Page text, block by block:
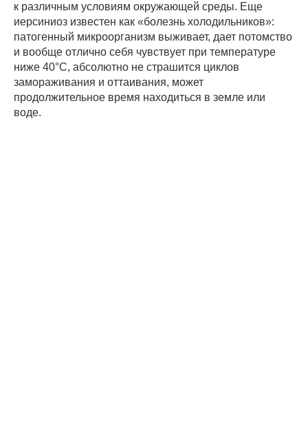
к различным условиям окружающей среды. Еще
иерсиниоз известен как «болезнь холодильников»:
патогенный микроорганизм выживает, дает потомство
и вообще отлично себя чувствует при температуре
ниже 40°С, абсолютно не страшится циклов
замораживания и оттаивания, может
продолжительное время находиться в земле или
воде.